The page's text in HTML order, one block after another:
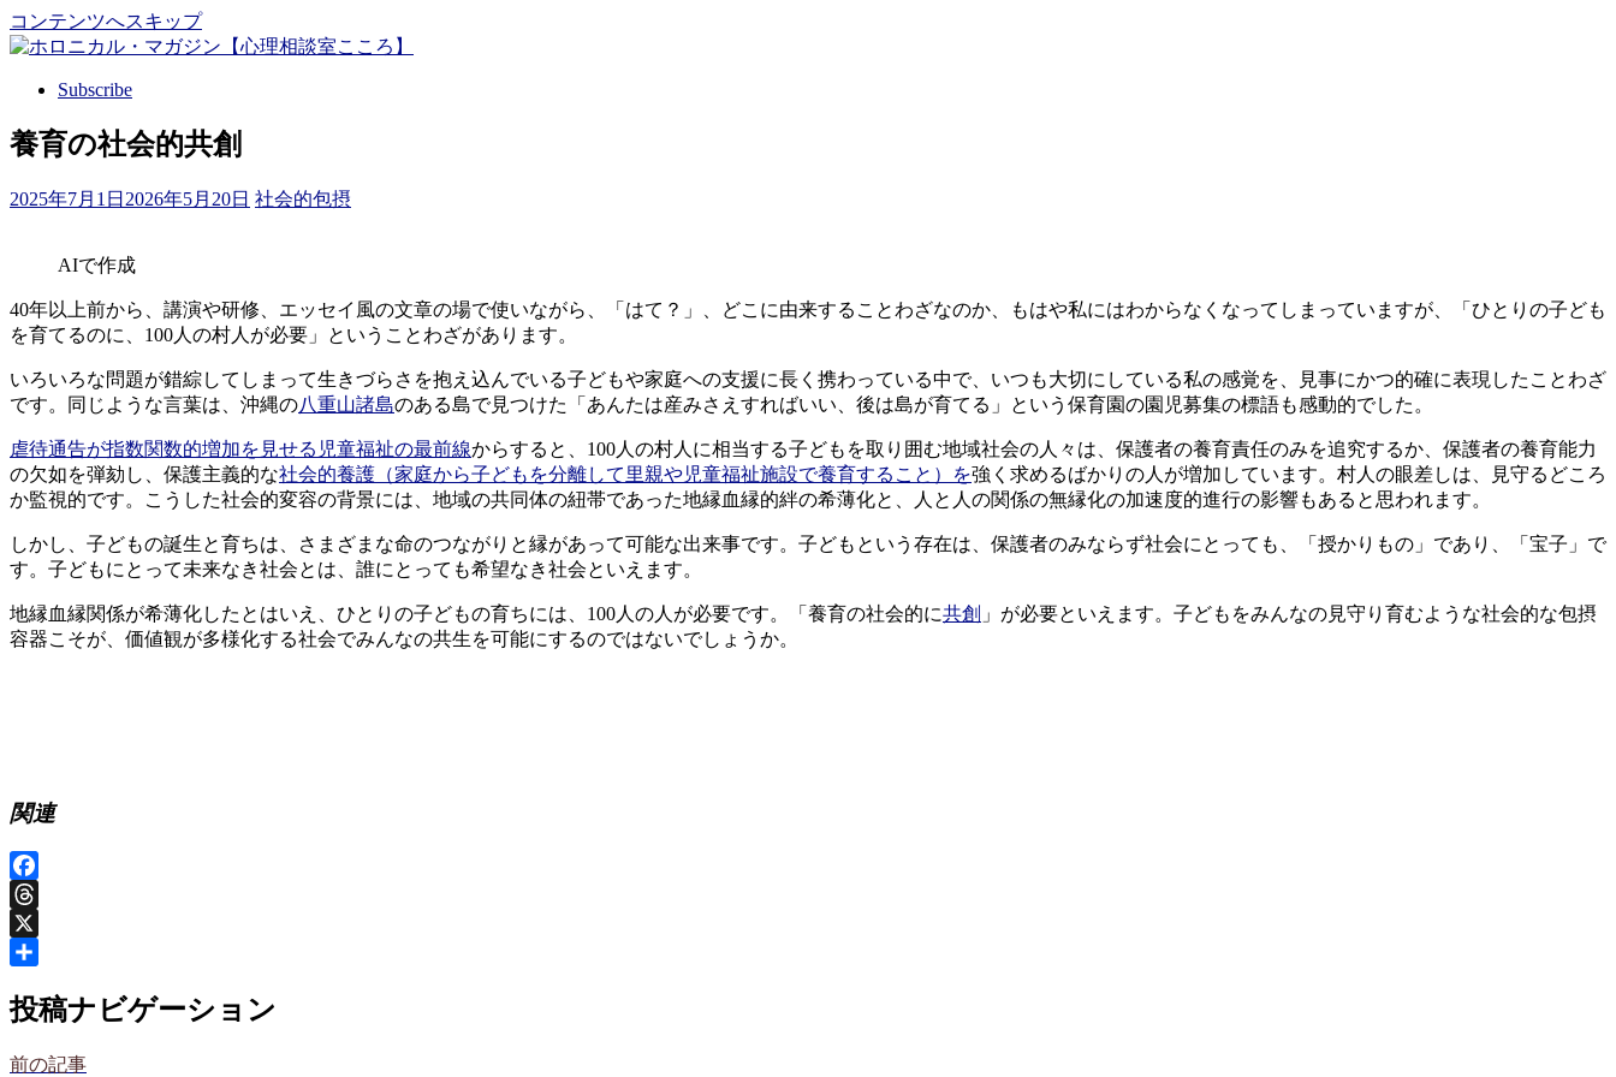
コンテンツへスキップ
Subscribe
養育の社会的共創
2025年7月1日 2026年5月20日 社会的包摂
AIで作成
40年以上前から、講演や研修、エッセイ風の文章の場で使いながら、「はて？」、どこに由来することわざなのか、もはや私にはわからなくなってしまっていますが、「ひとりの子ども
を育てるのに、100人の村人が必要」ということわざがあります。
いろいろな問題が錯綜してしまって生きづらさを抱え込んでいる子どもや家庭への支援に長く携わっている中で、いつも大切にしている私の感覚を、見事にかつ的確に表現したことわざ
です。同じような言葉は、沖縄の八重山諸島のある島で見つけた「あんたは産みさえすればいい、後は島が育てる」という保育園の園児募集の標語も感動的でした。
虐待通告が指数関数的増加を見せる児童福祉の最前線からすると、100人の村人に相当する子どもを取り囲む地域社会の人々は、保護者の養育責任のみを追究するか、保護者の養育能力
の欠如を弾劾し、保護主義的な社会的養護（家庭から子どもを分離して里親や児童福祉施設で養育すること）を強く求めるばかりの人が増加しています。村人の眼差しは、見守るどころ
か監視的です。こうした社会的変容の背景には、地域の共同体の紐帯であった地縁血縁的絆の希薄化と、人と人の関係の無縁化の加速度的進行の影響もあると思われます。
しかし、子どもの誕生と育ちは、さまざまな命のつながりと縁があって可能な出来事です。子どもという存在は、保護者のみならず社会にとっても、「授かりもの」であり、「宝子」で
す。子どもにとって未来なき社会とは、誰にとっても希望なき社会といえます。
地縁血縁関係が希薄化したとはいえ、ひとりの子どもの育ちには、100人の人が必要です。「養育の社会的に共創 」が必要といえます。子どもをみんなの見守り育むような社会的な包摂
容器こそが、価値観が多様化する社会でみんなの共生を可能にするのではないでしょうか。
関連
Facebook
Threads
X
有
投稿ナビゲーション
前の記事